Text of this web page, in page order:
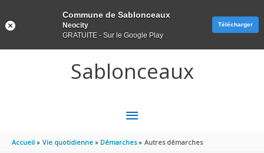
Sablonceaux
MENU
PRINCIPAL
Accueil Vie quotidienne Démarches Autres démarches
Commune de Sablonceaux
Neocity
GRATUITE - Sur le Google Play
Télécharger